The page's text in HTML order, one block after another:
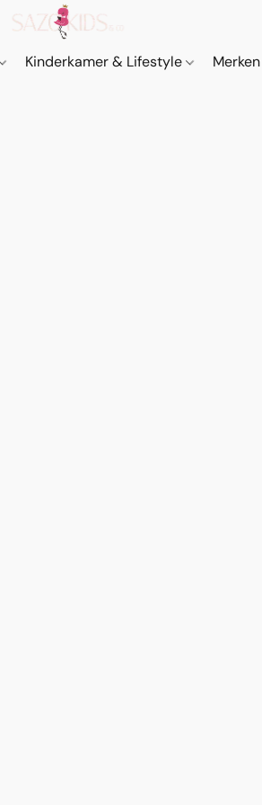
Kinderkamer & Lifestyle